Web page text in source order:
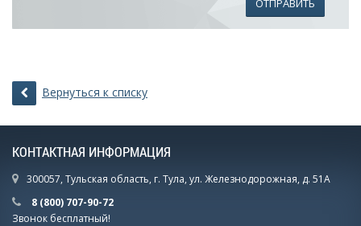
ОТПРАВИТЬ
Вернуться к списку
КОНТАКТНАЯ ИНФОРМАЦИЯ
300057, Тульская область, г. Тула, ул. Железнодорожная, д. 51А
8 (800) 707-90-72
Звонок бесплатный!